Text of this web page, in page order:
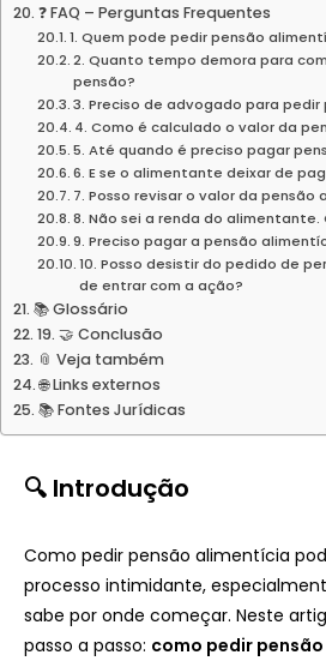
❓ FAQ – Perguntas Frequentes
1. Quem pode pedir pensão
2. Quanto tempo demora para
pensão?
3. Preciso de advogado para
4. Como é calculado o valor da
5. Até quando é preciso pagar
6. E se o alimentante deixar de
7. Posso revisar o valor da pensão
8. Não sei a renda do alimentante.
9. Preciso pagar a pensão
10. Posso desistir do pedido de
de entrar com a ação?
📚 Glossário
19. 🤝 Conclusão
📎 Veja também
🌐 Links externos
📚 Fontes Jurídicas
🔍 Introdução
Como pedir pensão alimentícia
processo intimidante,
sabe por onde começar. Neste
passo a passo: como pedir